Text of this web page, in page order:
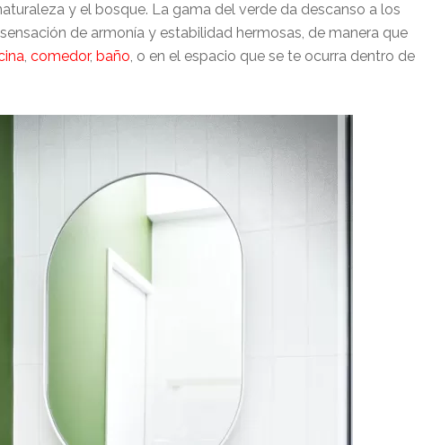
y el bosque. La gama del verde da descanso a los
de armonía y estabilidad hermosas, de manera que
, comedor, baño, o en el espacio que se te ocurra dentro de